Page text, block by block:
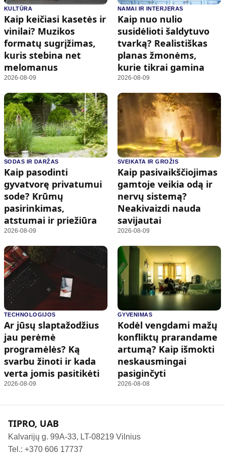
KULTŪRA
Kaip keičiasi kasetės ir
vinilai? Muzikos
formatų sugrįžimas,
kuris stebina net
melomanus
2026-08-09
NAMAI IR INTERJERAS
Kaip nuo nulio
susidėlioti šaldytuvo
tvarką? Realistiškas
planas žmonėms,
kurie tikrai gamina
2026-08-09
SODAS IR DARŽAS
Kaip pasodinti
gyvatvorę privatumui
sode? Krūmų
pasirinkimas,
atstumai ir priežiūra
2026-08-09
SVEIKATA IR GROŽIS
Kaip pasivaikščiojimas
gamtoje veikia odą ir
nervų sistemą?
Neakivaizdi nauda
savijautai
2026-08-09
TECHNOLOGIJOS
Ar jūsų slaptažodžius
jau perėmė
programėlės? Ką
svarbu žinoti ir kada
verta jomis pasitikėti
2026-08-09
GYVENIMAS
Kodėl vengdami mažų
konfliktų prarandame
artumą? Kaip išmokti
neskausmingai
pasiginčyti
2026-08-08
TIPRO, UAB
Kalvarijų g. 99A-33, LT-08219 Vilnius
Tel.: +370 606 17737